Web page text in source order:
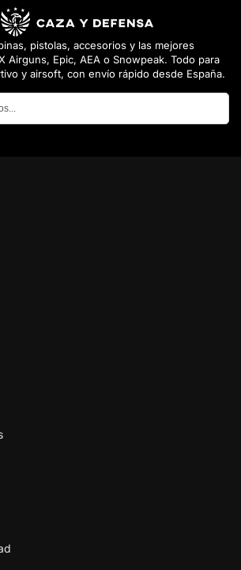
pistolas, accesorios y las mejores
Airguns, Epic, AEA o Snowpeak. Todo para
y airsoft, con envío rápido desde España.